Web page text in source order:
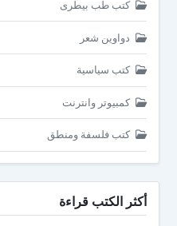
كتب طب بيطرى
دواوين شعر
كتب سياسية
كمبيوتر وانترنت
كتب فلسفة ومنطق
أكثر الكتب قراءة